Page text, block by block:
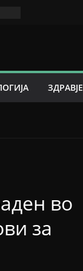
ЗДРАВЈЕ
во
за